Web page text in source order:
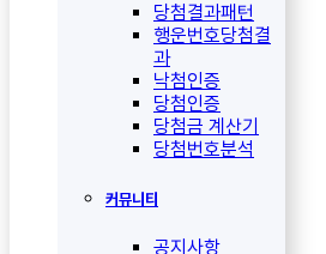
당첨결과패턴
행운번호당첨결
과
낙첨인증
당첨인증
당첨금 계산기
당첨번호분석
커뮤니티
공지사항